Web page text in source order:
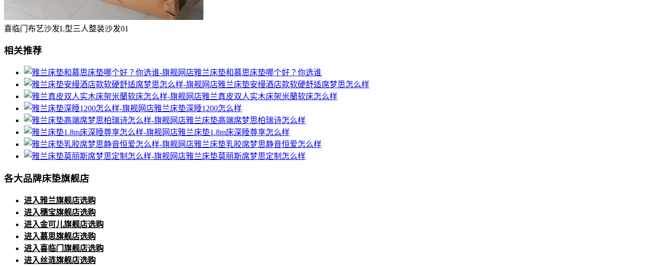
喜临门布艺沙发L型三人整装沙发01
相关推荐
雅兰床垫和慕思床垫哪个好？你选谁
雅兰床垫安缦酒店款软硬舒适席梦思怎么样
雅兰真皮双人实木床架米蘭软床怎么样
雅兰床垫深睡1200怎么样
雅兰床垫高端席梦思柏瑞诗怎么样
雅兰床垫1.8m床深睡尊享怎么样
雅兰床垫乳胶席梦思静音恒爱怎么样
雅兰床垫莫丽斯席梦思定制怎么样
各大品牌床垫旗舰店
进入雅兰旗舰店选购
进入穗宝旗舰店选购
进入金可儿旗舰店选购
进入慕思旗舰店选购
进入喜临门旗舰店选购
进入丝涟旗舰店选购